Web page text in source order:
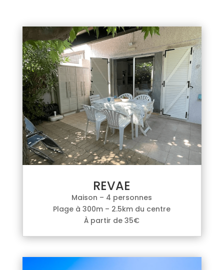
REVAE
Maison – 4 personnes
Plage à 300m – 2.5km du centre
À partir de 35€